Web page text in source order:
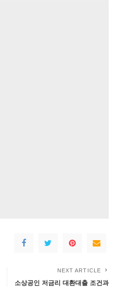
NEXT ARTICLE
소상공인 저금리 대환대출 조건과